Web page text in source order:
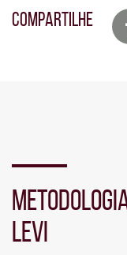
COMPARTILHELista
Seção
de
vídeo
LEVI